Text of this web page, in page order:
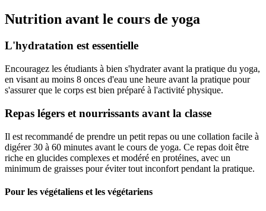
Nutrition avant le cours de yoga
L'hydratation est essentielle
Encouragez les étudiants à bien s'hydrater avant la pratique du yoga,
en visant au moins 8 onces d'eau une heure avant la pratique pour
s'assurer que le corps est bien préparé à l'activité physique.
Repas légers et nourrissants avant la classe
Il est recommandé de prendre un petit repas ou une collation facile à
digérer 30 à 60 minutes avant le cours de yoga. Ce repas doit être
riche en glucides complexes et modéré en protéines, avec un
minimum de graisses pour éviter tout inconfort pendant la pratique.
Pour les végétaliens et les végétariens